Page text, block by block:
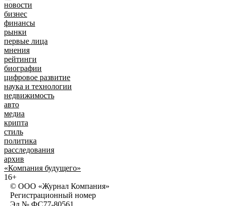
новости
бизнес
финансы
рынки
первые лица
мнения
рейтинги
биографии
цифровое развитие
наука и технологии
недвижимость
авто
медиа
крипта
стиль
политика
расследования
архив
«Компания будущего»
16+
© ООО «Журнал Компания»
Регистрационный номер
Эл № ФС77-80561